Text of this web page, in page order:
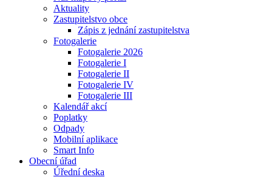
Aktuality
Zastupitelstvo obce
Zápis z jednání zastupitelstva
Fotogalerie
Fotogalerie 2026
Fotogalerie I
Fotogalerie II
Fotogalerie IV
Fotogalerie III
Kalendář akcí
Poplatky
Odpady
Mobilní aplikace
Smart Info
Obecní úřad
Úřední deska